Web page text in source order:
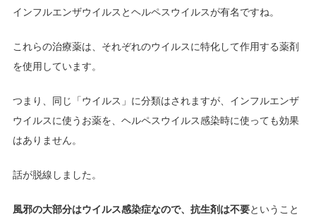
インフルエンザウイルスとヘルペスウイルスが有名ですね。
これらの治療薬は、それぞれのウイルスに特化して作用する薬剤
を使用しています。
つまり、同じ「ウイルス」に分類はされますが、インフルエンザ
ウイルスに使うお薬を、ヘルペスウイルス感染時に使っても効果
はありません。
話が脱線しました。
風邪の大部分はウイルス感染症なので、抗生剤は不要ということ